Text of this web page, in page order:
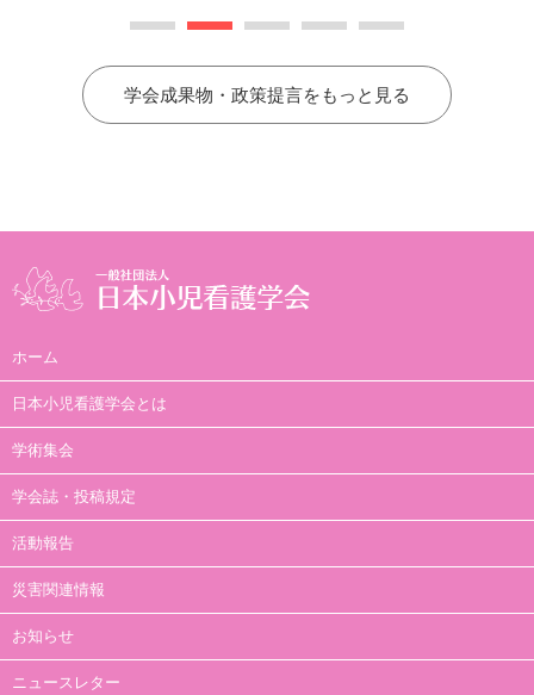
学会成果物・政策提言をもっと見る
ホーム
日本小児看護学会とは
学術集会
学会誌・投稿規定
活動報告
災害関連情報
お知らせ
ニュースレター